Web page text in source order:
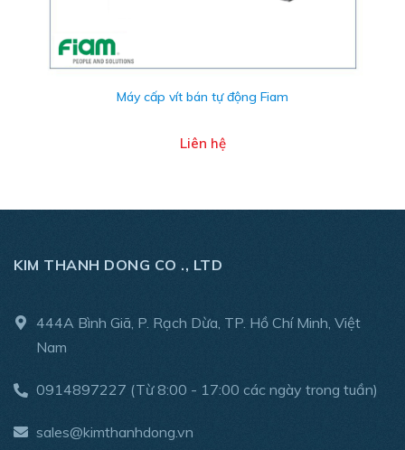
Kim Thành Đônghiện là nhà cung cấp các sản phẩm
15C ,26C ,tua vít điện eTensil,máy khoan hơi khí nén
Để được tư vấn, báo giá và hỗ trợ thêm về các sản phẩm
khác của Fiam, xin Quý Khách Hàng vui lòng liên hệ:
Hotline: 0914 89 7227
Email:
Máy cấp vít bán tự động Fiam
Liên hệ
KIM THANH DONG CO ., LTD
444A Bình Giã, P. Rạch Dừa, TP. Hồ Chí Minh, Việt
Nam
0914897227 (Từ 8:00 - 17:00 các ngày trong tuần)
sales@kimthanhdong.vn